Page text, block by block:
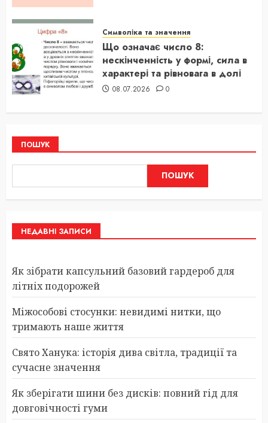
Символіка та значення
Що означає число 8:
нескінченність у формі, сила в
характері та рівновага в долі
08.07.2026 0
ПОШУК
ПОШУК
НЕДАВНІ ЗАПИСИ
Як зібрати капсульний базовий гардероб для
літніх подорожей
Міжособові стосунки: невидимі нитки, що
тримають наше життя
Свято Ханука: історія дива світла, традиції та
сучасне значення
Як зберігати шини без дисків: повний гід для
довговічності гуми